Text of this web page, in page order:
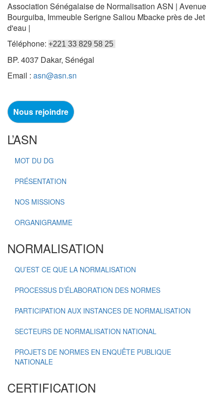
Association Sénégalaise de Normalisation ASN | Avenue
Bourguiba, Immeuble Serigne Saliou Mbacke près de Jet
d'eau |
Téléphone: +221 33 829 58 25
BP. 4037 Dakar, Sénégal
Email : asn@asn.sn
Nous rejoindre
L’ASN
MOT DU DG
PRÉSENTATION
NOS MISSIONS
ORGANIGRAMME
NORMALISATION
QU’EST CE QUE LA NORMALISATION
PROCESSUS D’ÉLABORATION DES NORMES
PARTICIPATION AUX INSTANCES DE NORMALISATION
SECTEURS DE NORMALISATION NATIONAL
PROJETS DE NORMES EN ENQUÊTE PUBLIQUE
NATIONALE
CERTIFICATION